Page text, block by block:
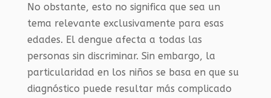
No obstante, esto no significa que sea un
tema relevante exclusivamente para esas
edades. El dengue afecta a todas las
personas sin discriminar. Sin embargo, la
particularidad en los niños se basa en que su
diagnóstico puede resultar más complicado